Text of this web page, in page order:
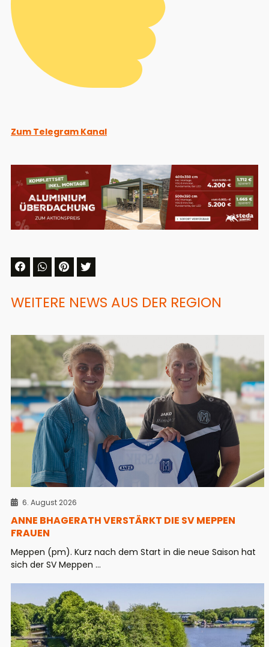
Zum Telegram Kanal
WEITERE NEWS AUS DER REGION
6. August 2026
ANNE BHAGERATH VERSTÄRKT DIE SV MEPPEN
FRAUEN
Meppen (pm). Kurz nach dem Start in die neue Saison hat
sich der SV Meppen ...